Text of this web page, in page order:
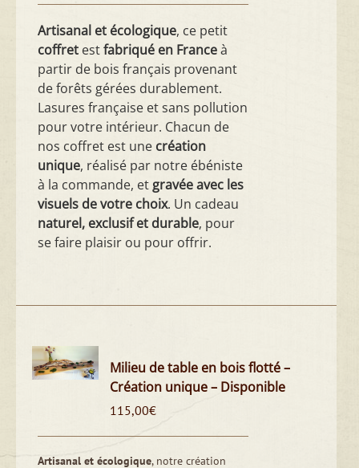
Artisanal et écologique, ce petit
coffret estfabriqué en Franceà
partir de bois français provenant
de forêts gérées durablement.
Lasures française et sans pollution
pour votre intérieur. Chacun de
nos coffret est une création
unique, réalisé par notre ébéniste
à la commande, et gravée avec les
visuels de votre choix. Un cadeau
naturel, exclusif et durable, pour
se faire plaisir ou pour offrir.
Milieu de table en bois flotté –
Création unique – Disponible
115,00€
Artisanal et écologique, notre création